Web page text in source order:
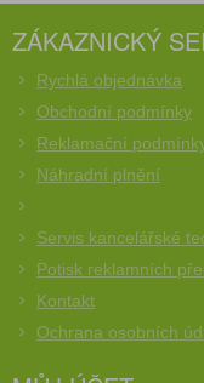
ZÁKAZNICKÝ
Rychlá objednávka
Obchodní podmínky
Reklamační
Náhradní plnění
Servis kancelářské
Potisk reklamních
Kontakt
Ochrana osobních